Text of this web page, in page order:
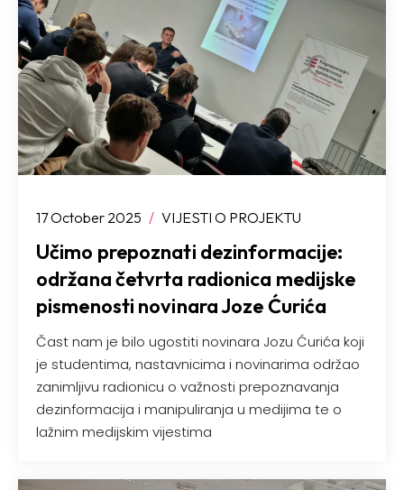
17 October 2025 / VIJESTI O PROJEKTU
Učimo prepoznati dezinformacije:
održana četvrta radionica medijske
pismenosti novinara Joze Ćurića
Čast nam je bilo ugostiti novinara Jozu Ćurića koji
je studentima, nastavnicima i novinarima održao
zanimljivu radionicu o važnosti prepoznavanja
dezinformacija i manipuliranja u medijima te o
lažnim medijskim vijestima